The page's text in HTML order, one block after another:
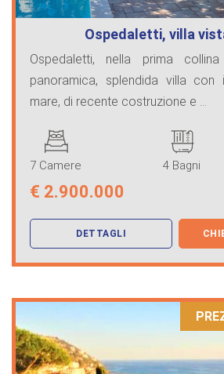
Ospedaletti, villa
Ospedaletti, nella prima
panoramica, splendida villa con
mare, di recente costruzione e ...
7 Camere 4 Bagni
€ 2.900.000
DETTAGLI